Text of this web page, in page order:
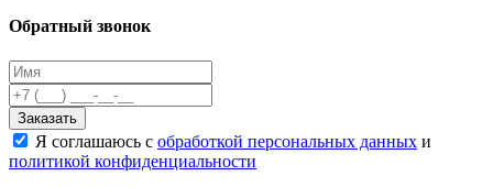
Домики-беседки
Развивающие игровые элементы
ПДД для детей
Безопасные покрытия
Спортивные комплексы от 3 до 7 лет
Обратный звонок
Заказать
Я соглашаюсь с обработкой персональных данных и
политикой конфиденциальности